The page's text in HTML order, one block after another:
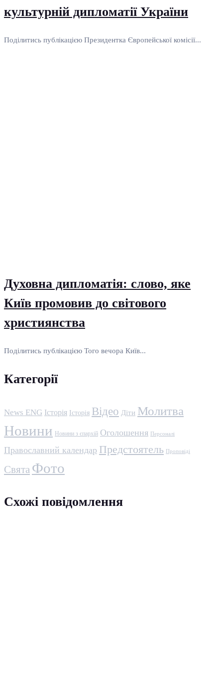
культурній дипломатії України
Поділитись публікацією Президентка Європейської комісії...
Духовна дипломатія: слово, яке
Київ промовив до світового
християнства
Поділитись публікацією Того вечора Київ...
Категорії
News ENG Історія Історія Відео Діти Молитва
Новини Новини з єпархій Оголошення Персоналі
Православний календар Предстоятель Проповіді
Свята Фото
Схожі повідомлення